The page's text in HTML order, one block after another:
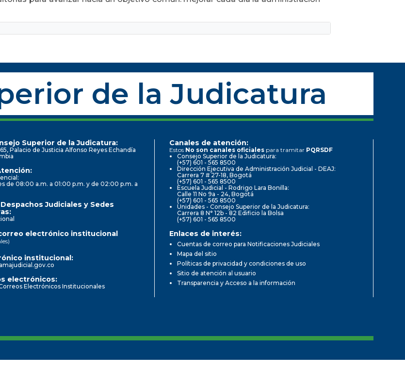
de la Judicatura
Superior de la Judicatura:
Palacio de Justicia Alfonso Reyes Echandía
de 08:00 a.m. a 01:00 p.m. y de 02:00 p.m. a
Judiciales y Sedes
Canales de atención:
Estos No son canales oficiales para tramitar PQRSDF
Consejo Superior de la Judicatura:
(+57) 601 - 565 8500
Dirección Ejecutiva de Administración Judicial - DEAJ:
Carrera 7 # 27-18, Bogotá
(+57) 601 - 565 8500
Escuela Judicial - Rodrigo Lara Bonilla:
Calle 11 No 9a - 24, Bogotá
(+57) 601 - 565 8500
Unidades - Consejo Superior de la Judicatura:
Carrera 8 N° 12b - 82 Edificio la Bolsa
(+57) 601 - 565 8500
electrónico institucional
institucional:
electrónicos:
Electrónicos Institucionales
Enlaces de interés:
Cuentas de correo para Notificaciones Judiciales
Mapa del sitio
Políticas de privacidad y condiciones de uso
Sitio de atención al usuario
Transparencia y Acceso a la información